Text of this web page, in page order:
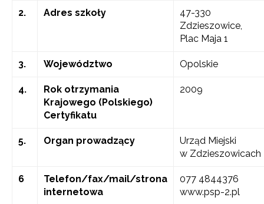
2. Adres szkoły
47-330
Zdzieszowice,
Plac Maja 1
3. Województwo Opolskie
4.
Rok otrzymania
Krajowego (Polskiego)
Certyfikatu
2009
5. Organ prowadzący
Urząd Miejski
w Zdzieszowicach
6
Telefon/fax/mail/strona
internetowa
077 4844376
www.psp-2.pl